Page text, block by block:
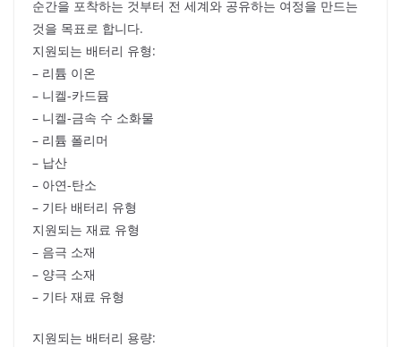
순간을 포착하는 것부터 전 세계와 공유하는 여정을 만드는
것을 목표로 합니다.
지원되는 배터리 유형:
– 리튬 이온
– 니켈-카드뮴
– 니켈-금속 수 소화물
– 리튬 폴리머
– 납산
– 아연-탄소
– 기타 배터리 유형
지원되는 재료 유형
– 음극 소재
– 양극 소재
– 기타 재료 유형
지원되는 배터리 용량: